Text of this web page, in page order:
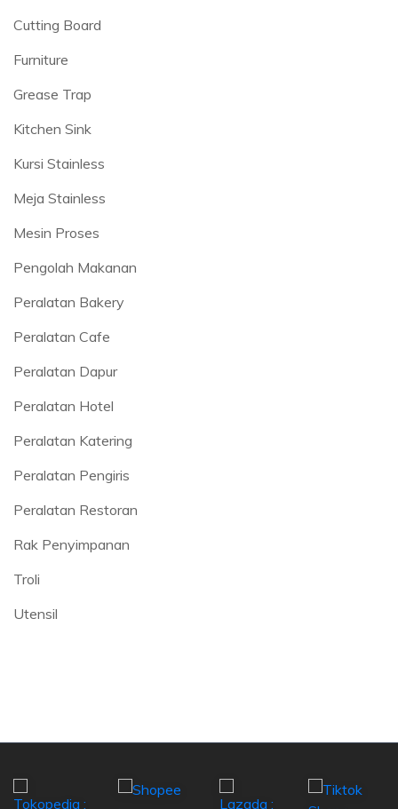
Cutting Board
Furniture
Grease Trap
Kitchen Sink
Kursi Stainless
Meja Stainless
Mesin Proses
Pengolah Makanan
Peralatan Bakery
Peralatan Cafe
Peralatan Dapur
Peralatan Hotel
Peralatan Katering
Peralatan Pengiris
Peralatan Restoran
Rak Penyimpanan
Troli
Utensil